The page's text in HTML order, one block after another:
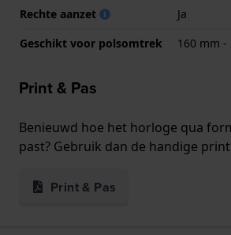
Rechte aanzet
Ja
Geschikt voor polsomtrek
160 mm -
Print & Pas
Benieuwd hoe het horloge qua
past? Gebruik dan de handige
Print & Pas